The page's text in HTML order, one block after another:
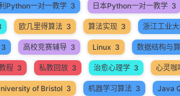
Python一对一教学 3 日本Python一对一教学 3
欧几里得算法 3 算法实现 3 浙江工业
3 高校竞赛辅导 3 Linux 3 数据结构与
程 3 私教回放 3 治愈心理学 3 心灵咖
of Bristol 3 机器学习算法 3 Java